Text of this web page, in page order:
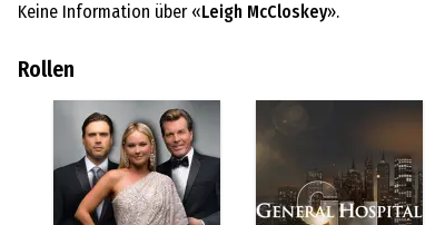
Keine Information über «Leigh McCloskey».
Rollen